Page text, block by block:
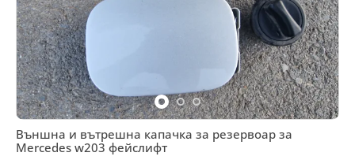
Външна и вътрешна капачка за резервоар за
Mercedes w203 фейслифт